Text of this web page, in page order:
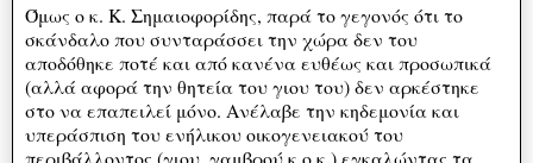
Όμως ο κ. Κ. Σημαιοφορίδης, παρά το γεγονός ότι το
σκάνδαλο που συνταράσσει την χώρα δεν του
αποδόθηκε ποτέ και από κανένα ευθέως και προσωπικά
(αλλά αφορά την θητεία του γιου του) δεν αρκέστηκε
στο να επαπειλεί μόνο. Ανέλαβε την κηδεμονία και
υπεράσπιση του ενήλικου οικογενειακού του
περιβάλλοντος (γιου, γαμβρού κ.ο.κ.) εγκαλώντας τα